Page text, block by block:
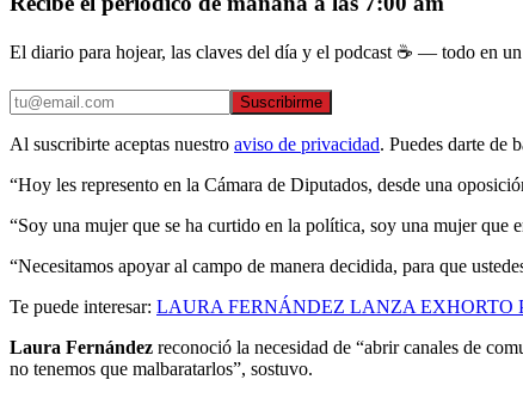
El diario para hojear, las claves del día y el podcast ☕ — todo en
Suscribirme
Al suscribirte aceptas nuestro aviso de privacidad. Puedes darte de
“Hoy les represento en la Cámara de Diputados, desde una
“Soy una mujer que se ha curtido en la política, soy una mujer que
“Necesitamos apoyar al campo de manera decidida, para que
Te puede interesar: LAURA FERNÁNDEZ LANZA EXHORTO
Laura Fernández reconoció la necesidad de “abrir canales de
no tenemos que malbaratarlos”, sostuvo.